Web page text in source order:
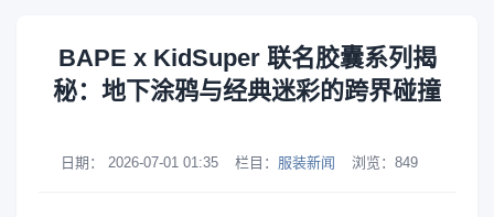
BAPE x KidSuper 联名胶囊系列揭
秘：地下涂鸦与经典迷彩的跨界碰撞
日期： 2026-07-01 01:35 栏目： 服装新闻 浏览： 849